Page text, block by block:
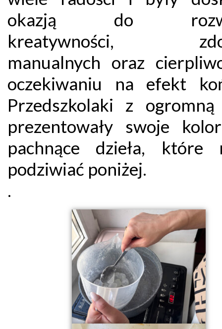
okazją do
kreatywności,
manualnych oraz
oczekiwaniu na efekt
Przedszkolaki z
prezentowały swoje
pachnące dzieła, które
podziwiać poniżej.
.